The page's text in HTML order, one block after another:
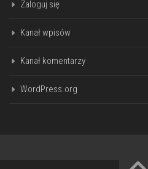
Zaloguj się
Kanał wpisów
Kanał komentarzy
WordPress.org